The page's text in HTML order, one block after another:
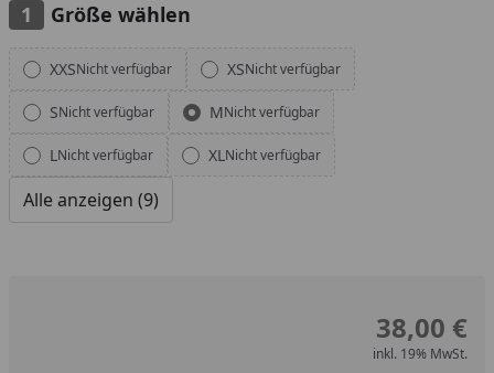
Größe wählen
Alle anzeigen (9)
XXSNicht verfügbar XSNicht verfügbar
SNicht verfügbar MNicht verfügbar
LNicht verfügbar XLNicht verfügbar
Alle anzeigen (9)
38,00 €
inkl. 19% MwSt.